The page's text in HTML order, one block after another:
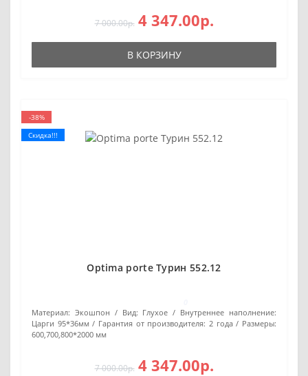
7 000.00р. 4 347.00р.
В КОРЗИНУ
-38%
Скидка!!!
Optima porte Турин 552.12
Материал: Экошпон Вид: Глухое
Внутреннее наполнение:
Царги 95*36мм
Гарантия от производителя: 2 года
Размеры:
600,700,800*2000 мм
7 000.00р. 4 347.00р.